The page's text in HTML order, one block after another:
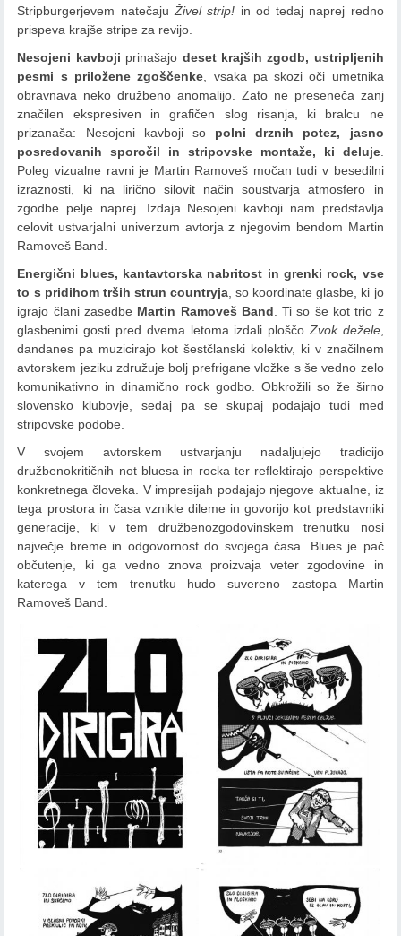
Stripburgerjevem natečaju Živel strip! in od tedaj naprej redno
prispeva krajše stripe za revijo.
Nesojeni kavboji prinašajo deset krajših zgodb, ustripljenih
pesmi s priložene zgoščenke , vsaka pa skozi oči umetnika
obravnava neko družbeno anomalijo. Zato ne preseneča zanj
značilen ekspresiven in grafičen slog risanja, ki bralcu ne
prizanaša: Nesojeni kavboji so polni drznih potez, jasno
posredovanih sporočil in stripovske montaže, ki deluje.
Poleg vizualne ravni je Martin Ramoveš močan tudi v besedilni
izraznosti, ki na lirično silovit način soustvarja atmosfero in
zgodbe pelje naprej. Izdaja Nesojeni kavboji nam predstavlja
celovit ustvarjalni univerzum avtorja z njegovim bendom Martin
Ramoveš Band.
Energični blues, kantavtorska nabritost in grenki rock, vse
to s pridihom trših strun countryja , so koordinate glasbe, ki jo
igrajo člani zasedbe Martin Ramoveš Band . Ti so še kot trio z
glasbenimi gosti pred dvema letoma izdali ploščo Zvok dežele,
dandanes pa muzicirajo kot šestčlanski kolektiv, ki v značilnem
avtorskem jeziku združuje bolj prefrigane vložke s še vedno zelo
komunikativno in dinamično rock godbo. Obkrožili so že širno
slovensko klubovje, sedaj pa se skupaj podajajo tudi med
stripovske podobe.
V svojem avtorskem ustvarjanju nadaljujejo tradicijo
družbenokritičnih not bluesa in rocka ter reflektirajo perspektive
konkretnega človeka. V impresijah podajajo njegove aktualne, iz
tega prostora in časa vznikle dileme in govorijo kot predstavniki
generacije, ki v tem družbenozgodovinskem trenutku nosi
največje breme in odgovornost do svojega časa. Blues je pač
občutenje, ki ga vedno znova proizvaja veter zgodovine in
katerega v tem trenutku hudo suvereno zastopa Martin
Ramoveš Band.